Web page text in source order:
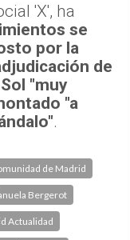
'X', ha
se
por la
de
"muy
"a
.
de Madrid
Bergerot
Actualidad